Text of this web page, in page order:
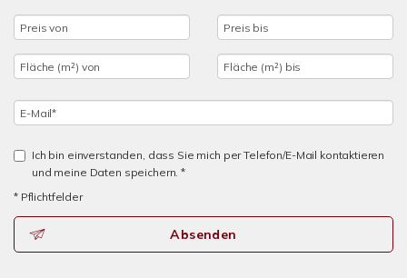
Ich bin einverstanden, dass Sie mich per Telefon/E-Mail kontaktieren
und meine Daten speichern. *
* Pflichtfelder
Absenden